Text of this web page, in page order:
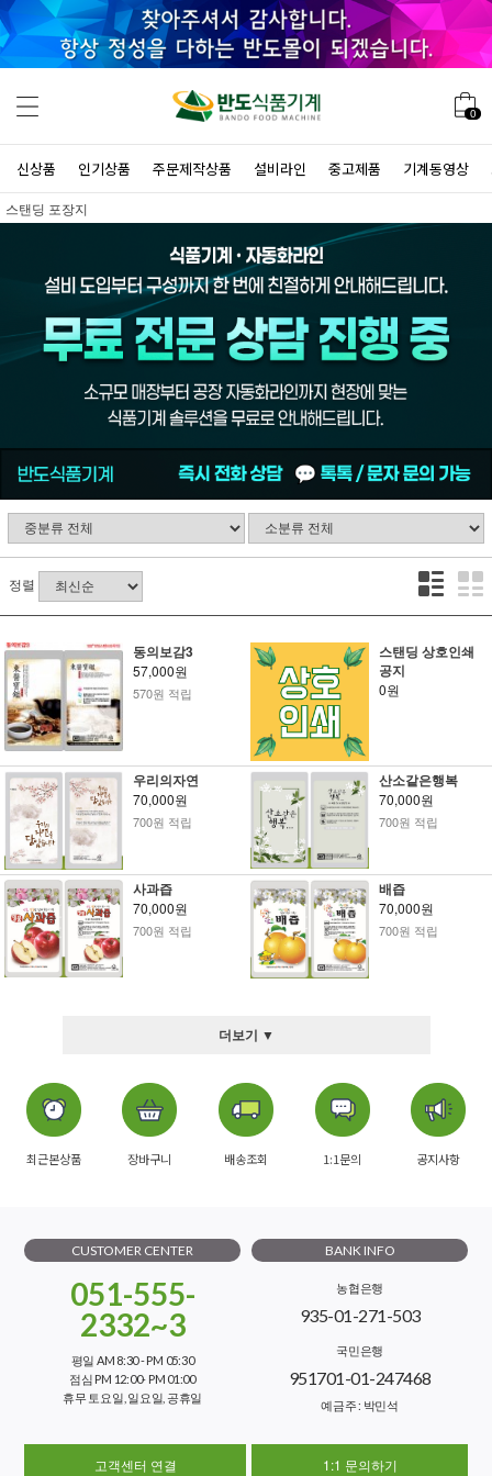
0
신상품 인기상품 주문제작상품 설비라인 중고제품 기계동영상
스탠딩 포장지
정렬
동의보감3
57,000원
570원 적립
스탠딩 상호인쇄
공지
0원
우리의자연
70,000원
700원 적립
산소같은행복
70,000원
700원 적립
사과즙
70,000원
700원 적립
배즙
70,000원
700원 적립
더보기 ▼
최근본상품 장바구니 배송조회 1:1문의 공지사항
CUSTOMER CENTER
051-555-
2332~3
평일 AM 8:30 - PM 05:30
점심 PM 12:00- PM 01:00
휴무 토요일, 일요일, 공휴일
BANK INFO
농협은행
935-01-271-503
국민은행
951701-01-247468
예금주 : 박민석
고객센터 연결 1:1 문의하기